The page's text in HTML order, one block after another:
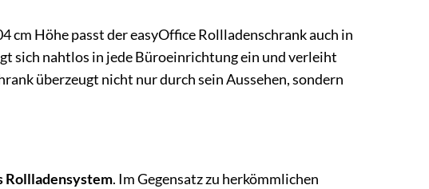
cm Höhe passt der easyOffice Rollladenschrank auch in
sich nahtlos in jede Büroeinrichtung ein und verleiht
überzeugt nicht nur durch sein Aussehen, sondern
Rollladensystem. Im Gegensatz zu herkömmlichen